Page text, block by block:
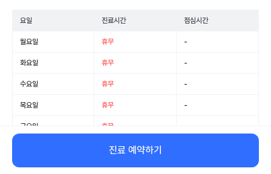
요일 진료시간 점심시간
월요일 휴무 -
화요일 휴무 -
수요일 휴무 -
목요일 휴무 -
금요일 휴무
휴무
일요일 휴무 -
진료 예약하기